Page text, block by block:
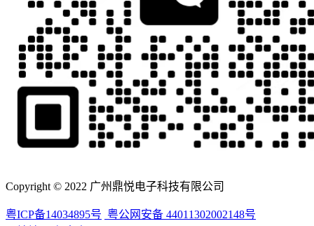
Copyright © 2022 广州鼎悦电子科技有限公司
粤ICP备14034895号 粤公网安备 44011302002148号